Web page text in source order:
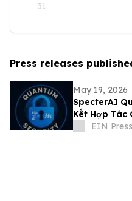
31
Press releases
May 19, 2026
SpecterAI
Kết Hợp Tác
An Ninh
EIN